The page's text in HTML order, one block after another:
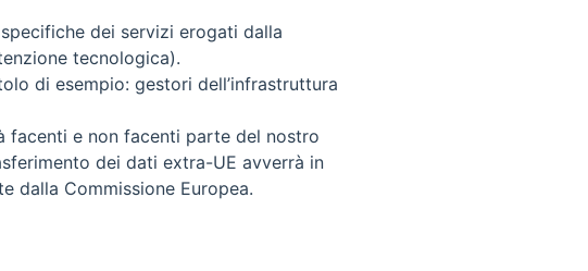
dei servizi erogati dalla
tecnologica).
di esempio: gestori dell’infrastruttura
facenti e non facenti parte del nostro
dei dati extra-UE avverrà in
dalla Commissione Europea.